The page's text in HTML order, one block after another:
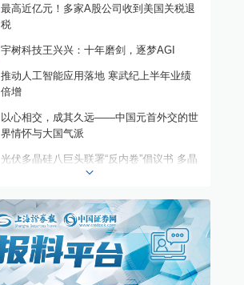
最高近亿元！多家A股公司收到美国关税退
税
宇树科技王兴兴：十年磨剑，逐梦AGI
推动人工智能应用落地 寒武纪上半年业绩
倍增
以心相交，成其久远——中国元首外交的世
界情怀与大国气派
光伏多晶硅八巨头联署“反内卷”倡议书 多晶
硅价格有望回升至成本线以上
百亿级项目搁浅牵出债务“隐雷” *ST亿晶财
务疑云引来监管追问
“意外”之夜，油、金、银齐涨
从AI硬件到AI应用 私募科技赛道布局发生